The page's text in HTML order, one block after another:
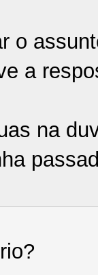
o
a
na